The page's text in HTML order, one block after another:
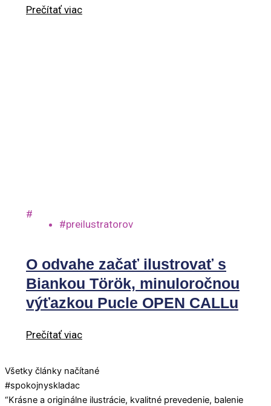
Prečítať viac
#
#preilustratorov
O odvahe začať ilustrovať s
Biankou Török, minuloročnou
výťazkou Pucle OPEN CALLu
Prečítať viac
Všetky články načítané
#spokojnyskladac
“Krásne a originálne ilustrácie, kvalitné prevedenie, balenie